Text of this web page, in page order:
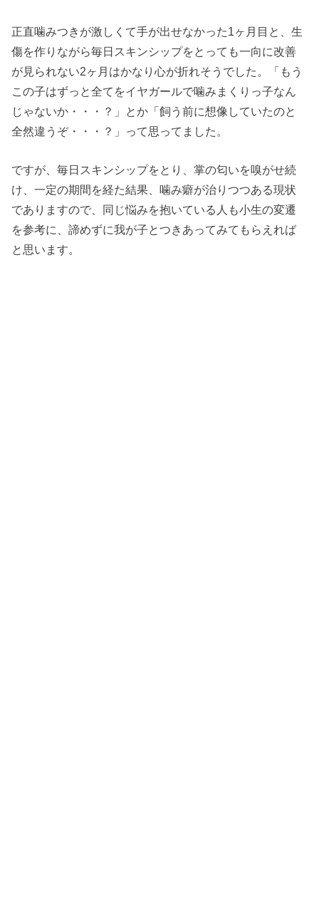
正直噛みつきが激しくて手が出せなかった1ヶ月目と、生
傷を作りながら毎日スキンシップをとっても一向に改善
が見られない2ヶ月はかなり心が折れそうでした。「もう
この子はずっと全てをイヤガールで噛みまくりっ子なん
じゃないか・・・？」とか「飼う前に想像していたのと
全然違うぞ・・・？」って思ってました。
ですが、毎日スキンシップをとり、掌の匂いを嗅がせ続
け、一定の期間を経た結果、噛み癖が治りつつある現状
でありますので、同じ悩みを抱いている人も小生の変遷
を参考に、諦めずに我が子とつきあってみてもらえれば
と思います。